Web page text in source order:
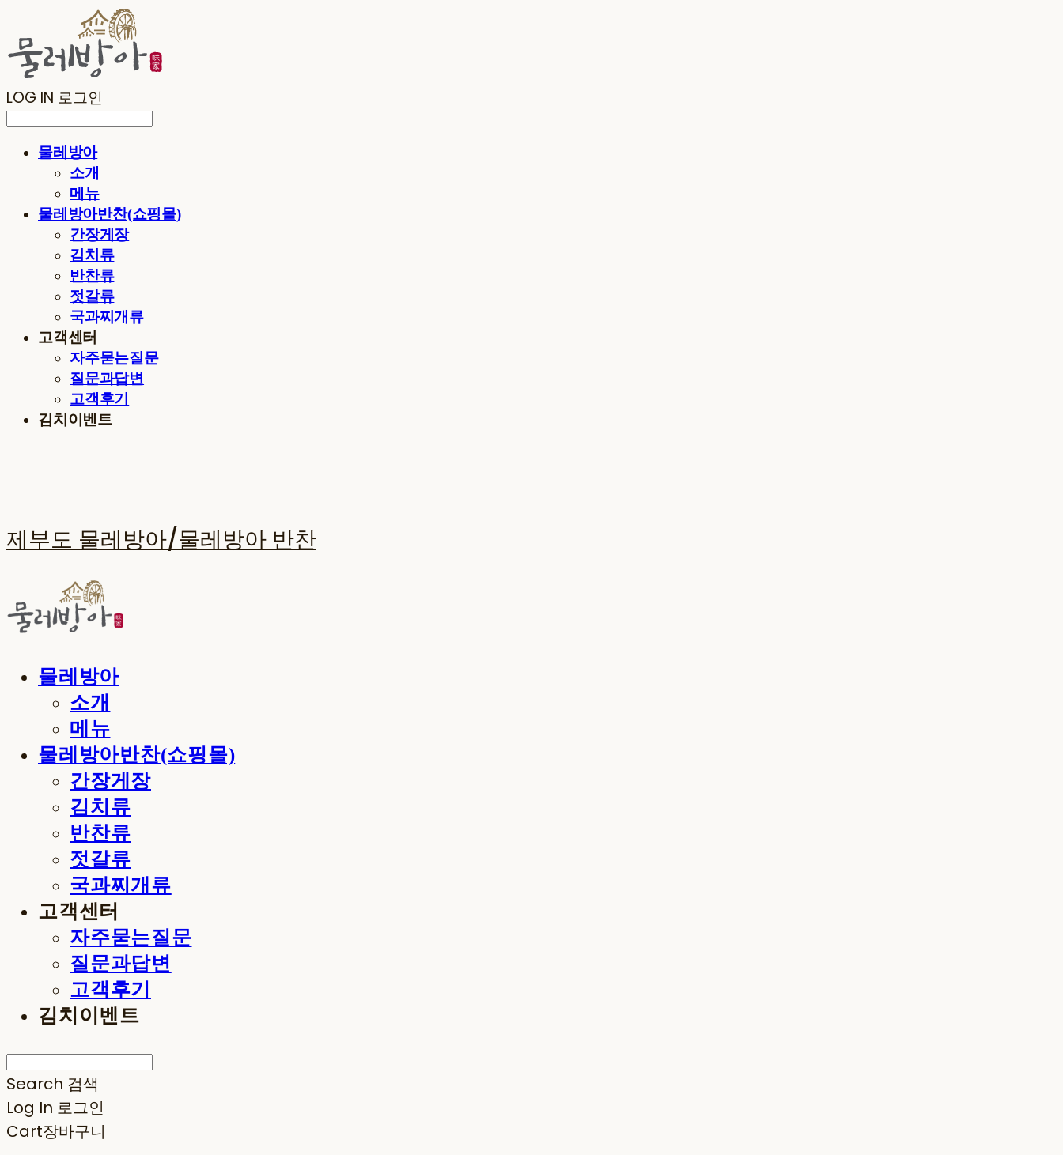
LOG IN 로그인
물레방아
소개
메뉴
물레방아반찬(쇼핑몰)
간장게장
김치류
반찬류
젓갈류
국과찌개류
고객센터
자주묻는질문
질문과답변
고객후기
김치이벤트
제부도 물레방아/물레방아 반찬
물레방아
소개
메뉴
물레방아반찬(쇼핑몰)
간장게장
김치류
반찬류
젓갈류
국과찌개류
고객센터
자주묻는질문
질문과답변
고객후기
김치이벤트
Search 검색
Log In 로그인
Cart장바구니